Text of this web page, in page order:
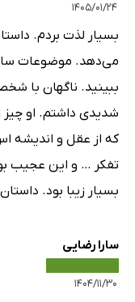
۱۴۰۵/۰۱/۲۴
بسیار لذت بردم.
می‌دهد. موضوعات
ببینید. ناگهان با
شدیدی داشتم. او
که از عقل و اندیشه
تفکر … و این عجیب
بسیار زیبا بود.
سارا رضایی
۱۴۰۴/۱۱/۳۰